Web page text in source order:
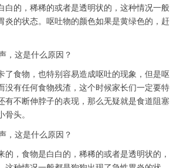
白的，稀稀的或者是透明状的，这种情况一般
炎的状态。呕吐物的颜色如果是黄绿色的，赶
了食物，也特别容易造成呕吐的现象，但是呕
没有任何食物残渣，这个时候家长们一定要特
有不断伸脖子的表现，那么无疑就是食道阻塞
头。
的，食物是白白的，稀稀的或者是透明状的，